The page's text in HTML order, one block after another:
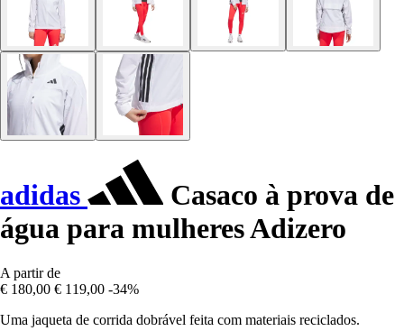
adidas
Casaco à prova de
água para mulheres Adizero
A partir de
€ 180,00 € 119,00 -34%
Uma jaqueta de corrida dobrável feita com materiais reciclados.